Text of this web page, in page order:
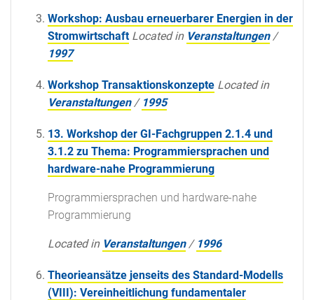
Workshop: Ausbau erneuerbarer Energien in der
Stromwirtschaft Located in Veranstaltungen /
1997
Workshop Transaktionskonzepte Located in
Veranstaltungen / 1995
13. Workshop der GI-Fachgruppen 2.1.4 und
3.1.2 zu Thema: Programmiersprachen und
hardware-nahe Programmierung
Programmiersprachen und hardware-nahe
Programmierung
Located in Veranstaltungen / 1996
Theorieansätze jenseits des Standard-Modells
(VIII): Vereinheitlichung fundamentaler